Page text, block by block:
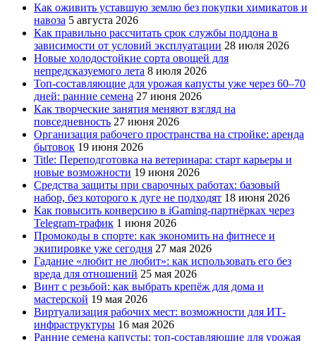
Как оживить уставшую землю без покупки химикатов и
навоза 5 августа 2026
Как правильно рассчитать срок службы поддона в
зависимости от условий эксплуатации 28 июля 2026
Новые холодостойкие сорта овощей для
непредсказуемого лета 8 июля 2026
Топ-составляющие для урожая капусты уже через 60–70
дней: ранние семена 27 июня 2026
Как творческие занятия меняют взгляд на
повседневность 27 июня 2026
Организация рабочего пространства на стройке: аренда
бытовок 19 июня 2026
Title: Переподготовка на ветеринара: старт карьеры и
новые возможности 19 июня 2026
Средства защиты при сварочных работах: базовый
набор, без которого к дуге не подходят 18 июня 2026
Как повысить конверсию в iGaming-партнёрках через
Telegram-трафик 1 июня 2026
Промокоды в спорте: как экономить на фитнесе и
экипировке уже сегодня 27 мая 2026
Гадание «любит не любит»: как использовать его без
вреда для отношений 25 мая 2026
Винт с резьбой: как выбрать крепёж для дома и
мастерской 19 мая 2026
Виртуализация рабочих мест: возможности для ИТ-
инфраструктуры 16 мая 2026
Ранние семена капусты: топ‑составляющие для урожая